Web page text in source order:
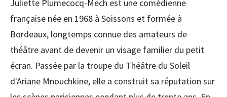
Juliette Plumecocq-Mech est une comédienne
française née en 1968 à Soissons et formée à
Bordeaux, longtemps connue des amateurs de
théâtre avant de devenir un visage familier du petit
écran. Passée par la troupe du Théâtre du Soleil
d'Ariane Mnouchkine, elle a construit sa réputation sur